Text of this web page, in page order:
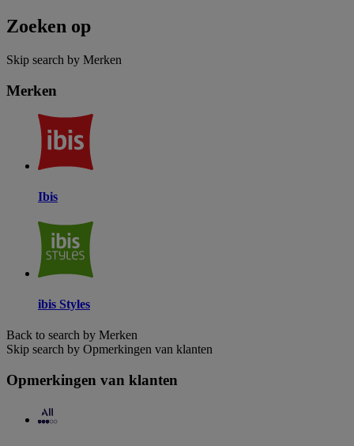
Zoeken op
Skip search by Merken
Merken
Ibis
ibis Styles
Back to search by Merken
Skip search by Opmerkingen van klanten
Opmerkingen van klanten